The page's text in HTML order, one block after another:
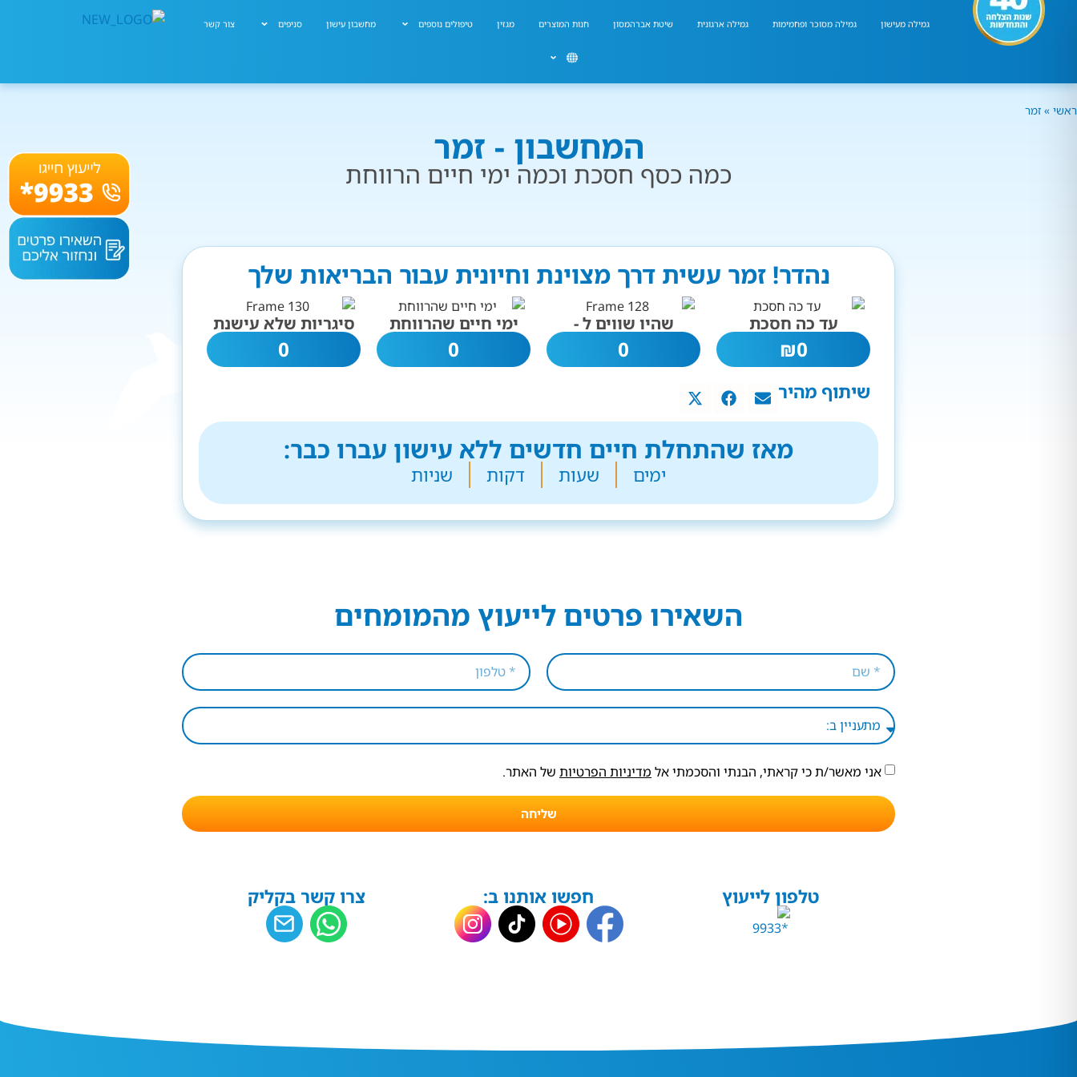
גמילה מעישון גמילה מסוכר ופחמימות גמילה ארגונית שיטת אברהמסון חנות המוצרים מגזין טיפולים נוספים מחשבון עישון סניפים צור קשר
ראשי » זמר
המחשבון - זמר
כמה כסף חסכת וכמה ימי חיים הרווחת
נהדר! זמר עשית דרך מצוינת וחיונית עבור הבריאות שלך
עד כה חסכת
0
₪
שהיו שווים ל -
0
ימי חיים שהרווחת
0
סיגריות שלא עישנת
0
שיתוף מהיר
מאז שהתחלת חיים חדשים ללא עישון עברו כבר:
ימים שעות דקות שניות
השאירו פרטים לייעוץ מהמומחים
אני מאשר/ת כי קראתי, הבנתי והסכמתי אל מדיניות הפרטיות של האתר.
שליחה
טלפון לייעוץ חפשו אותנו ב: צרו קשר בקליק